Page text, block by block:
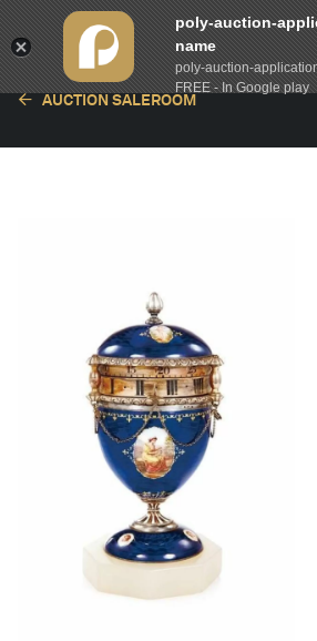
AUCTION SALEROOM
poly-auction-
name
poly-auction-
FREE - In Google play